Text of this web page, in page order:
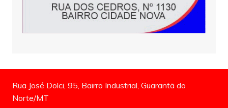
Rua José Dolci, 95, Bairro Industrial, Guarantã do
Norte/MT